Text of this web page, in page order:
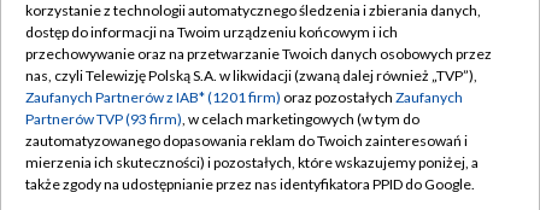
TVP
Abonament TVP
Emisja w TVP
Centrum informacji TVP
Naziemna Telewizja Cyfrowa
Regulamin TVP
Polityka prywatności
Moje zgody
korzystanie z technologii automatycznego śledzenia i zbierania danych,
dostęp do informacji na Twoim urządzeniu końcowym i ich
przechowywanie oraz na przetwarzanie Twoich danych osobowych przez
nas, czyli Telewizję Polską S.A. w likwidacji (zwaną dalej również „TVP”),
Zaufanych Partnerów z IAB* (1201 firm) oraz pozostałych Zaufanych
Partnerów TVP (93 firm), w celach marketingowych (w tym do
zautomatyzowanego dopasowania reklam do Twoich zainteresowań i
mierzenia ich skuteczności) i pozostałych, które wskazujemy poniżej, a
także zgody na udostępnianie przez nas identyfikatora PPID do Google.